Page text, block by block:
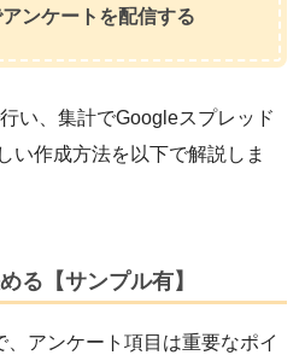
ンケートを配信する
い、集計でGoogleスプレッド
い作成方法を以下で解説しま
る【サンプル有】
アンケート項目は重要なポイ